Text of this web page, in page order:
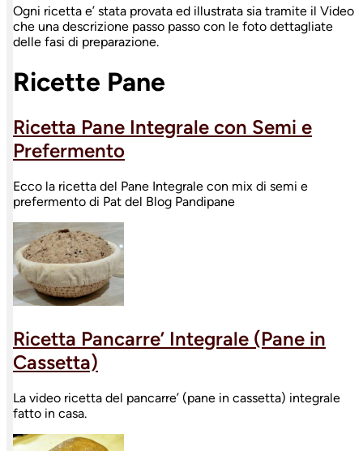
Ogni ricetta e’ stata provata ed illustrata sia tramite il Video
che una descrizione passo passo con le foto dettagliate
delle fasi di preparazione.
Ricette Pane
Ricetta Pane Integrale con Semi e
Prefermento
Ecco la ricetta del Pane Integrale con mix di semi e
prefermento di Pat del Blog Pandipane
Ricetta Pancarre’ Integrale (Pane in
Cassetta)
La video ricetta del pancarre’ (pane in cassetta) integrale
fatto in casa.